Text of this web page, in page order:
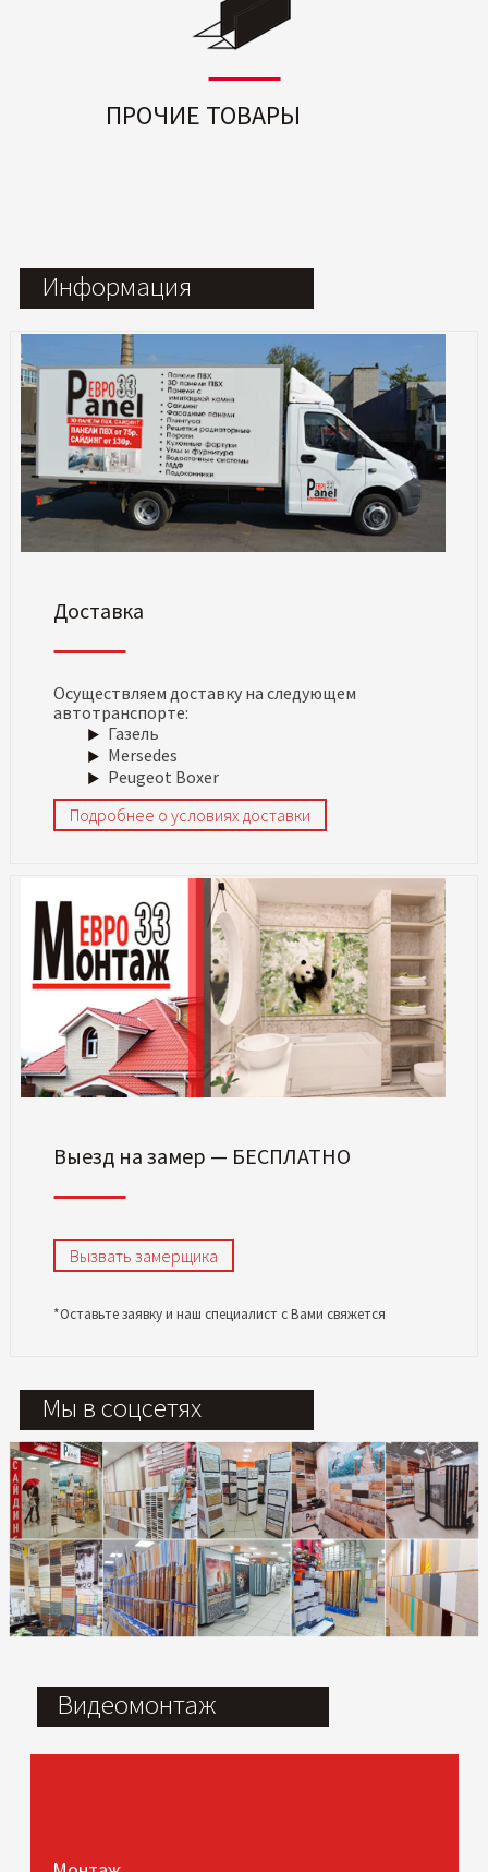
ПРОЧИЕ ТОВАРЫ
Информация
Доставка
Осуществляем доставку на следующем
автотранспорте:
Газель
Mersedes
Peugeot Boxer
Подробнее о условиях доставки
Выезд на замер — БЕСПЛАТНО
Вызвать замерщика
*Оставьте заявку и наш специалист с Вами свяжется
Мы в соцсетях
Видеомонтаж